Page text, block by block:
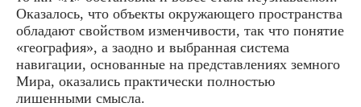
Оказалось, что объекты окружающего пространства
обладают свойством изменчивости, так что понятие
«география», а заодно и выбранная система
навигации, основанные на представлениях земного
Мира, оказались практически полностью
лишенными смысла.